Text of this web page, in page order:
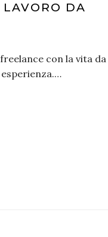
DA
con la vita da